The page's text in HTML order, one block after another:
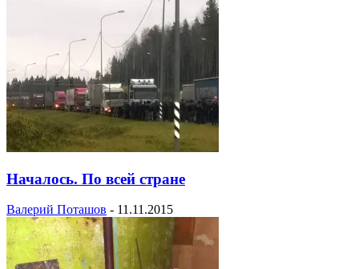
Началось. По всей стране
Валерий Поташов - 11.11.2015